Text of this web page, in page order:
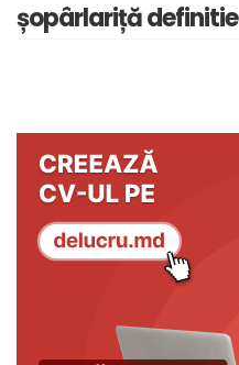
șopârlariță definitie